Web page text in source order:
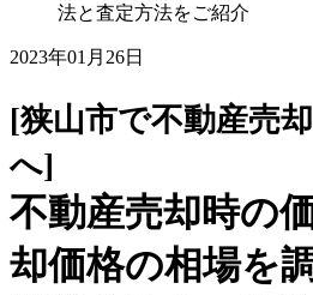
法と査定方法をご紹介
2023年01月26日
[狭山市で不動産売
へ]
不動産売却時の
却価格の相場を